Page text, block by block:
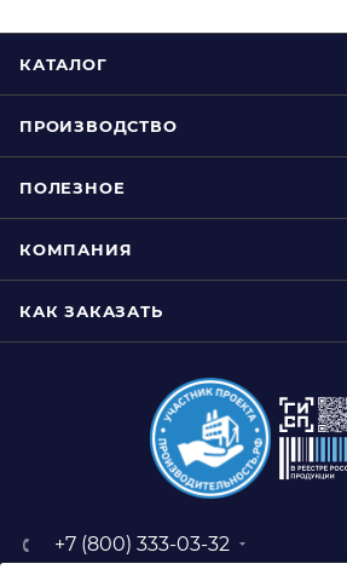
КАТАЛОГ
ПРОИЗВОДСТВО
ПОЛЕЗНОЕ
КОМПАНИЯ
КАК ЗАКАЗАТЬ
+7 (800) 333-03-32